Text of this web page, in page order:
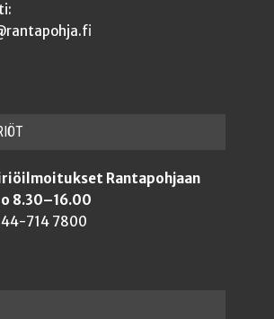
Rantapohjaan
8.30–16.00
714 7800